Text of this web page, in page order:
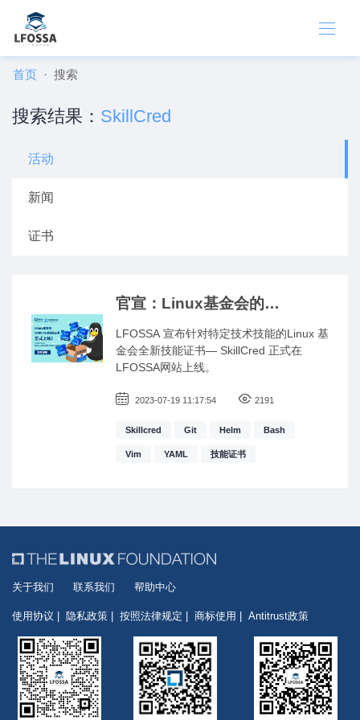
首页 搜索
搜索结果： SkillCred
活动
新闻
证书
官宣：Linux基金会的
了！
LFOSSA 宣布针对特定技术技能的Linux 基
金会全新技能证书— SkillCred 正式在
LFOSSA网站上线。
2023-07-19 11:17:54 2191
Skillcred Git Helm Bash
Vim YAML 技能证书
关于我们 联系我们 帮助中心
使用协议 隐私政策 按照法律规定 商标使用 Antitrust政策